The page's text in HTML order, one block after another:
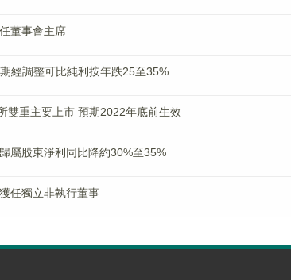
董事會主席
經調整可比純利按年跌25至35%
雙重主要上市 預期2022年底前生效
屬股東淨利同比降約30%至35%
任獨立非執行董事